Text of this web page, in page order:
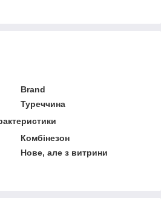
Brand
Туреччина
Комбінезон
Нове, але з витрини